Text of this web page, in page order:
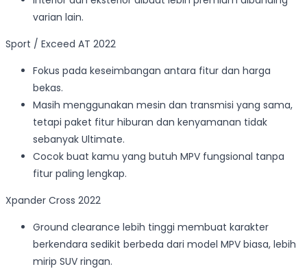
varian lain.
Sport / Exceed AT 2022
Fokus pada keseimbangan antara fitur dan harga
bekas.
Masih menggunakan mesin dan transmisi yang sama,
tetapi paket fitur hiburan dan kenyamanan tidak
sebanyak Ultimate.
Cocok buat kamu yang butuh MPV fungsional tanpa
fitur paling lengkap.
Xpander Cross 2022
Ground clearance lebih tinggi membuat karakter
berkendara sedikit berbeda dari model MPV biasa, lebih
mirip SUV ringan.